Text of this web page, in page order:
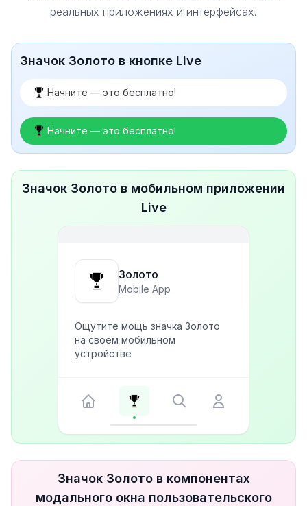
реальных приложениях и интерфейсах.
Значок Золото в кнопке Live
Начните — это бесплатно!
Начните — это бесплатно!
Значок Золото в мобильном приложении
Live
Золото
Mobile App
Ощутите мощь значка Золото
на своем мобильном
устройстве
Значок Золото в компонентах
модального окна пользовательского